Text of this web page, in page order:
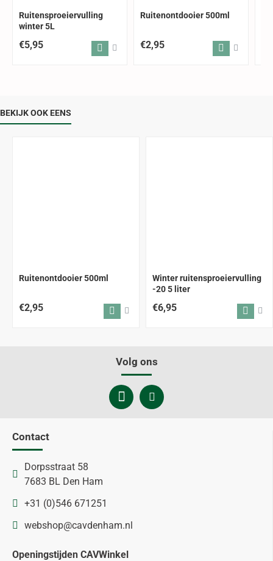
Ruitensproeiervulling
winter 5L
€5,95
Ruitenontdooier 500ml
€2,95
BEKIJK OOK EENS
Ruitenontdooier 500ml
€2,95
Winter ruitensproeiervulling
-20 5 liter
€6,95
Volg ons
Contact
Dorpsstraat 58
7683 BL Den Ham
+31 (0)546 671251
webshop@cavdenham.nl
Openingstijden CAVWinkel